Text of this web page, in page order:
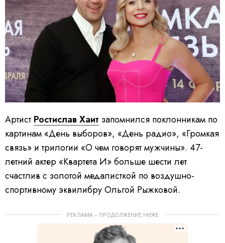
Артист Ростислав Хаит запомнился поклонникам по
картинам «День выборов», «День радио», «Громкая
связь» и трилогии «О чем говорят мужчины». 47-
летний актер «Квартета И» больше шести лет
счастлив с золотой медалисткой по воздушно-
спортивному эквилибру Ольгой Рыжковой.
РЕКЛАМА – ПРОДОЛЖЕНИЕ НИЖЕ